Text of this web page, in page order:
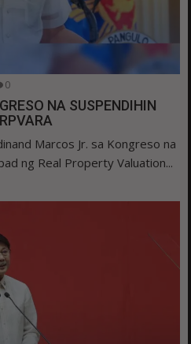
0
NA SUSPENDIHIN
Marcos Jr. sa Kongreso na
ng Real Property Valuation...